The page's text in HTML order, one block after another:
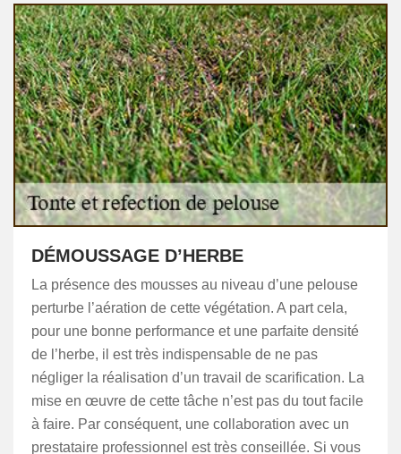
DÉMOUSSAGE D’HERBE
La présence des mousses au niveau d’une pelouse
perturbe l’aération de cette végétation. A part cela,
pour une bonne performance et une parfaite densité
de l’herbe, il est très indispensable de ne pas
négliger la réalisation d’un travail de scarification. La
mise en œuvre de cette tâche n’est pas du tout facile
à faire. Par conséquent, une collaboration avec un
prestataire professionnel est très conseillée. Si vous